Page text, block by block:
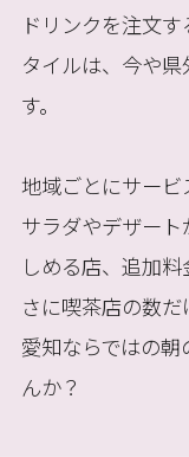
ドリンクを注文
タイルは、今や
す。
地域ごとにサービ
サラダやデザー
しめる店、追加
さに喫茶店の数だ
愛知ならではの
んか？